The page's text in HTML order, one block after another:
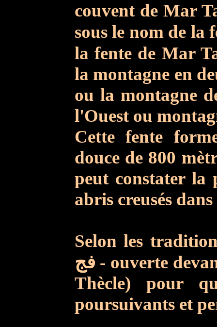
couvent de Mar
sous le nom de la
la fente de Mar
la montagne en
ou la montagne
l'Ouest ou
Cette fente
doucede 800
peut constater la
abris creusés
Selon les
فج - ouverte
Thècle) pour
poursuivants et